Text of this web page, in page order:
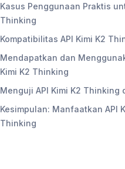
Kasus Penggunaan Praktis
Thinking
Kompatibilitas API Kimi K2
Mendapatkan dan
Kimi K2 Thinking
Menguji API Kimi K2 Thinking
Kesimpulan: Manfaatkan API
Thinking